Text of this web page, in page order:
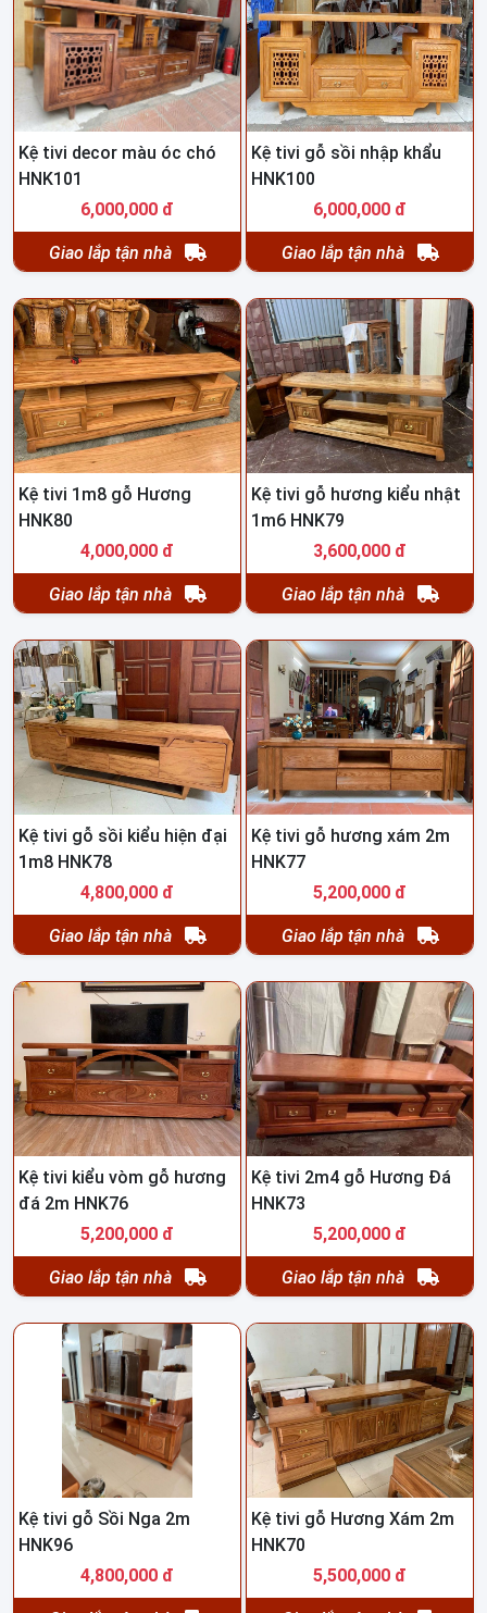
Kệ tivi decor màu óc chó
HNK101
6,000,000 đ
Giao lắp tận nhà
Kệ tivi gỗ sồi nhập khẩu
HNK100
6,000,000 đ
Giao lắp tận nhà
Kệ tivi 1m8 gỗ Hương
HNK80
4,000,000 đ
Giao lắp tận nhà
Kệ tivi gỗ hương kiểu nhật
1m6 HNK79
3,600,000 đ
Giao lắp tận nhà
Kệ tivi gỗ sồi kiểu hiện đại
1m8 HNK78
4,800,000 đ
Giao lắp tận nhà
Kệ tivi gỗ hương xám 2m
HNK77
5,200,000 đ
Giao lắp tận nhà
Kệ tivi kiểu vòm gỗ hương
đá 2m HNK76
5,200,000 đ
Giao lắp tận nhà
Kệ tivi 2m4 gỗ Hương Đá
HNK73
5,200,000 đ
Giao lắp tận nhà
Kệ tivi gỗ Sồi Nga 2m
HNK96
4,800,000 đ
Kệ tivi gỗ Hương Xám 2m
HNK70
5,500,000 đ